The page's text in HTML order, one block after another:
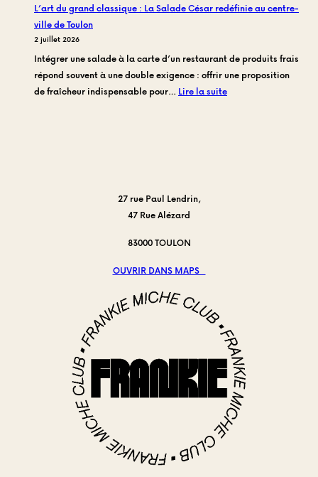
pause
déjeuner
de
chef
à
Toulon
L’art du grand classique : La Salade César redéfinie au centre-
ville de Toulon
2 juillet 2026
Intégrer une salade à la carte d’un restaurant de produits frais
répond souvent à une double exigence : offrir une proposition
de fraîcheur indispensable pour… Lire la suite:
27 rue Paul Lendrin,
47 Rue Alézard
83000 TOULON
OUVRIR DANS MAPS